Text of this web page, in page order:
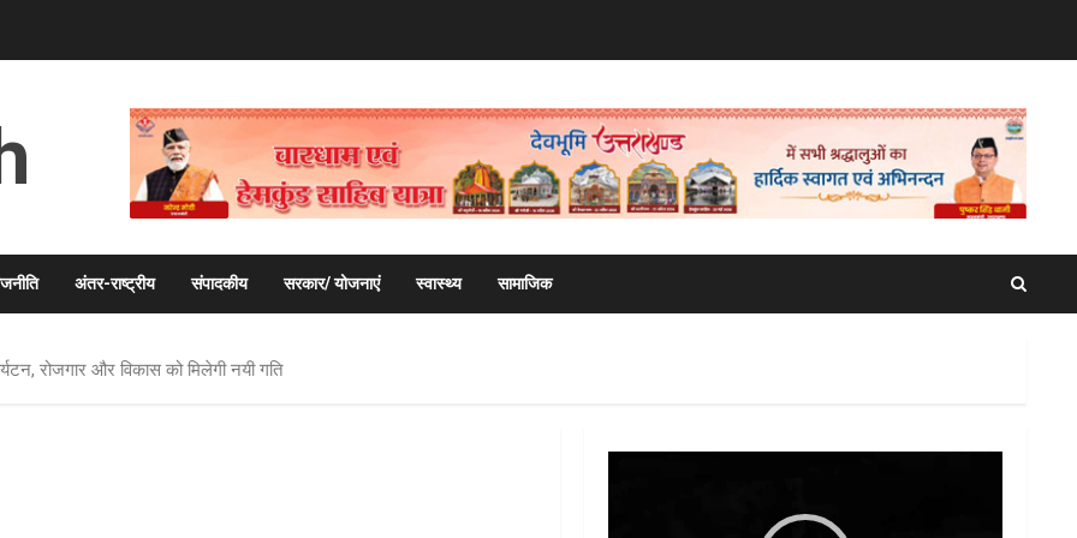
अंतर-राष्ट्रीय संपादकीय सरकार/ योजनाएं स्वास्थ्य सामाजिक
रोजगार और विकास को मिलेगी नयी गति